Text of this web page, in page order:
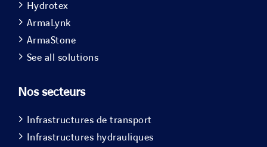
Hydrotex
ArmaLynk
ArmaStone
See all solutions
Nos secteurs
Infrastructures de transport
Infrastructures hydrauliques